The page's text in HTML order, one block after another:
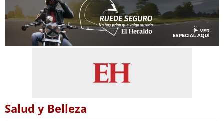
Salud y Belleza